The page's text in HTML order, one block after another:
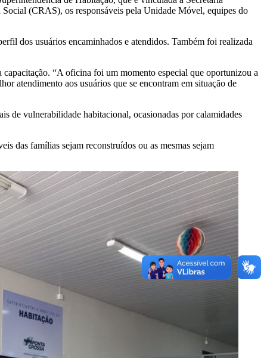
(CRAS), os responsáveis pela Unidade Móvel, equipes do
dos usuários encaminhados e atendidos. Também foi realizada
“A oficina foi um momento especial que oportunizou a
atendimento aos usuários que se encontram em situação de
de vulnerabilidade habitacional, ocasionadas por calamidades
das famílias sejam reconstruídos ou as mesmas sejam